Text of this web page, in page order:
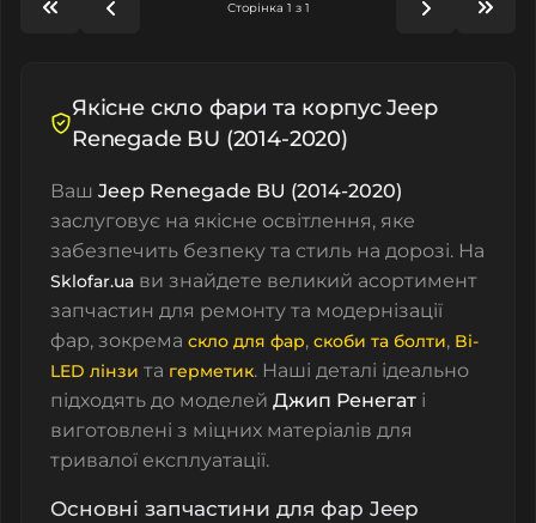
Сторінка 1 з 1
Якісне скло фари та корпус Jeep
Renegade BU (2014-2020)
Ваш Jeep Renegade BU (2014-2020)
заслуговує на якісне освітлення, яке
забезпечить безпеку та стиль на дорозі. На
Sklofar.ua ви знайдете великий асортимент
запчастин для ремонту та модернізації
фар, зокрема скло для фар, cкоби та болти, Bi-
LED лінзи та герметик. Наші деталі ідеально
підходять до моделей Джип Ренегат і
виготовлені з міцних матеріалів для
тривалої експлуатації.
Основні запчастини для фар Jeep